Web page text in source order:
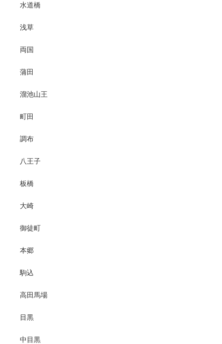
水道橋
浅草
両国
蒲田
溜池山王
町田
調布
八王子
板橋
大崎
御徒町
本郷
駒込
高田馬場
目黒
中目黒